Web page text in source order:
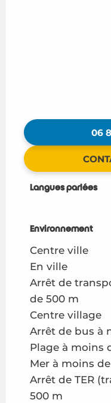
06
Langues parlées
Langues parlées
Environnement
Environnement
Centre ville
En ville
Arrêt de
de 500 m
Centre village
Arrêt de bus à
Plage à moins
Mer à moins
Arrêt de TER
500 m